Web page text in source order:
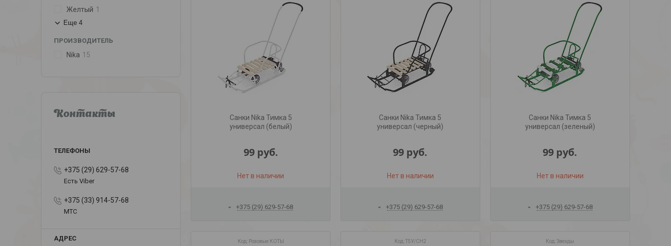
Санки Nika Тимка 5
универсал (белый)
99 руб.
Нет в наличии
+375 (29) 629-57-68
Санки Nika Тимка 5
универсал (черный)
99 руб.
Нет в наличии
+375 (29) 629-57-68
Санки Nika Тимка 5
универсал (зеленый)
99 руб.
Нет в наличии
+375 (29) 629-57-68
Розовые КОТЫ Т5У/СН2 Звезды
Желтый 1
Еще 4
ПРОИЗВОДИТЕЛЬ
Nika 15
Контакты
+375 (29) 629-57-68
Есть Viber
+375 (33) 914-57-68
МТС